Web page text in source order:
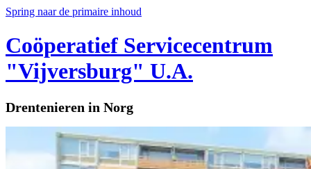
Spring naar de primaire inhoud
Coöperatief Servicecentrum
"Vijversburg" U.A.
Drentenieren in Norg